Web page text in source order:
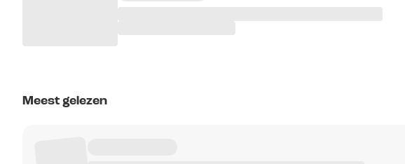
Meest gelezen